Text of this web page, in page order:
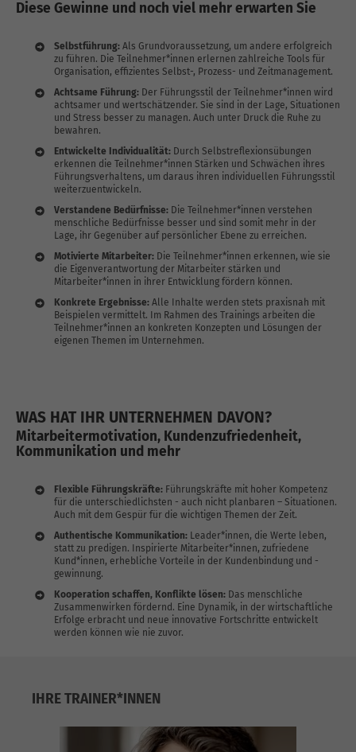
Diese Gewinne und noch viel mehr erwarten Sie
Selbstführung: Als Grundvoraussetzung, um andere erfolgreich
zu führen. Die Teilnehmer*innen erlernen zahlreiche Tools für
Organisation, effizientes Selbst-, Prozess- und Zeitmanagement.
Achtsame Führung: Der Führungsstil der Teilnehmer*innen wird
achtsamer und wertschätzender. Sie sind in der Lage, Situationen
und Stress besser zu managen. Auch unter Druck die Ruhe zu
bewahren.
Entwickelte Individualität: Durch Selbstreflexionsübungen
erkennen die Teilnehmer*innen Stärken und Schwächen ihres
Führungsverhaltens, um daraus ihren individuellen Führungsstil
weiterzuentwickeln.
Verstandene Bedürfnisse: Die Teilnehmer*innen verstehen
menschliche Bedürfnisse besser und sind somit mehr in der
Lage, ihr Gegenüber auf persönlicher Ebene zu erreichen.
Motivierte Mitarbeiter: Die Teilnehmer*innen erkennen, wie sie
die Eigenverantwortung der Mitarbeiter stärken und
Mitarbeiter*innen in ihrer Entwicklung fördern können.
Konkrete Ergebnisse: Alle Inhalte werden stets praxisnah mit
Beispielen vermittelt. Im Rahmen des Trainings arbeiten die
Teilnehmer*innen an konkreten Konzepten und Lösungen der
eigenen Themen im Unternehmen.
WAS HAT IHR UNTERNEHMEN DAVON?
Mitarbeitermotivation, Kundenzufriedenheit,
Kommunikation und mehr
Flexible Führungskräfte: Führungskräfte mit hoher Kompetenz
für die unterschiedlichsten - auch nicht planbaren – Situationen.
Auch mit dem Gespür für die wichtigen Themen der Zeit.
Authentische Kommunikation: Leader*innen, die Werte leben,
statt zu predigen. Inspirierte Mitarbeiter*innen, zufriedene
Kund*innen, erhebliche Vorteile in der Kundenbindung und -
gewinnung.
Kooperation schaffen, Konflikte lösen: Das menschliche
Zusammenwirken fördernd. Eine Dynamik, in der wirtschaftliche
Erfolge erbracht und neue innovative Fortschritte entwickelt
werden können wie nie zuvor.
IHRE TRAINER*INNEN